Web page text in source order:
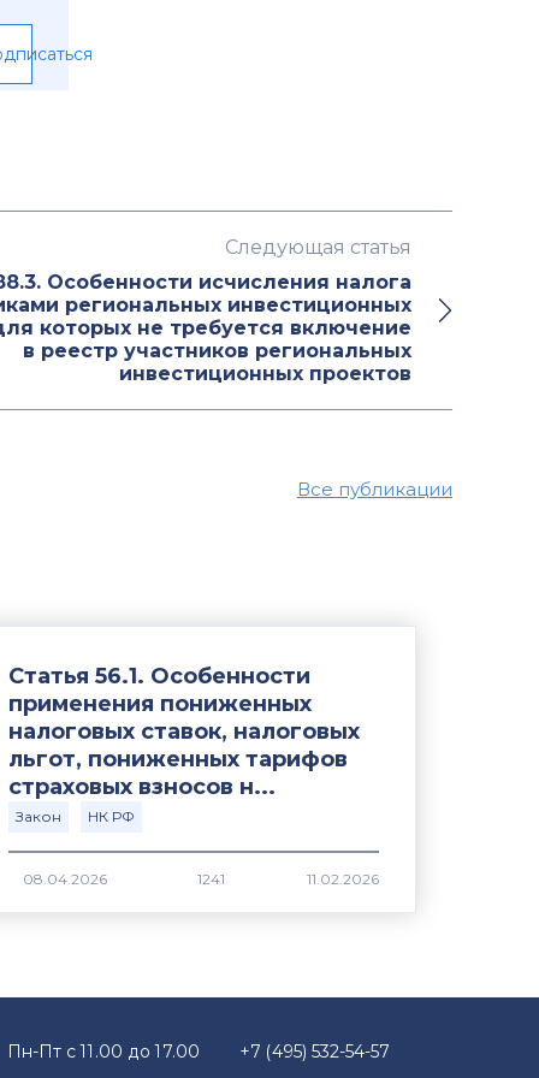
Следующая статья
Особенности исчисления налога
региональных инвестиционных
которых не требуется включение
в реестр участников региональных
инвестиционных проектов
Все публикации
Статья 56.1. Особенности
применения пониженных
налоговых ставок, налоговых
льгот, пониженных тарифов
страховых взносов н...
Закон НК РФ
1241
Пн-Пт с 11.00 до 17.00 +7 (495) 532-54-57